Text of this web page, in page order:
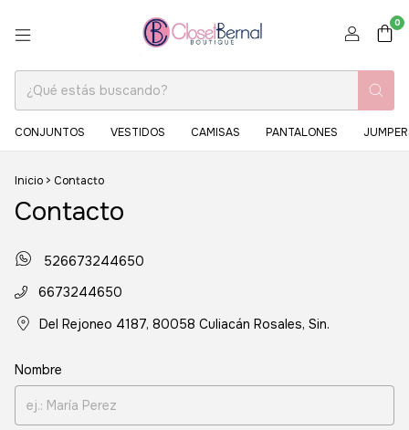
0
CONJUNTOS VESTIDOS CAMISAS PANTALONES
Inicio > Contacto
Contacto
526673244650
6673244650
Del Rejoneo 4187, 80058 Culiacán Rosales, Sin.
Nombre